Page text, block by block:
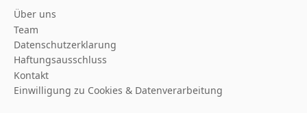
Über uns
Team
Datenschutzerklarung
Haftungsausschluss
Kontakt
Einwilligung zu Cookies & Datenverarbeitung